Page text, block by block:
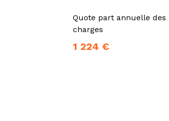
Quote part annuelle des
charges
1 224 €